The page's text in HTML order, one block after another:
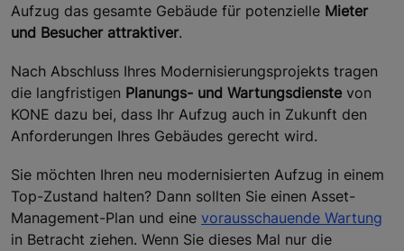
Aufzug das gesamte Gebäude für potenzielle Mieter
und Besucher attraktiver.
Nach Abschluss Ihres Modernisierungsprojekts tragen
die langfristigen Planungs- und Wartungsdienste von
KONE dazu bei, dass Ihr Aufzug auch in Zukunft den
Anforderungen Ihres Gebäudes gerecht wird.
Sie möchten Ihren neu modernisierten Aufzug in einem
Top-Zustand halten? Dann sollten Sie einen Asset-
Management-Plan und eine vorausschauende Wartung
in Betracht ziehen. Wenn Sie dieses Mal nur die